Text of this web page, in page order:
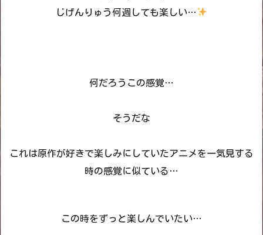
じげんりゅう何週しても楽しい…
何だろうこの感覚…
そうだな
これは原作が好きで楽しみにしていたアニメを一気見する
時の感覚に似ている…
この時をずっと楽しんでいたい…